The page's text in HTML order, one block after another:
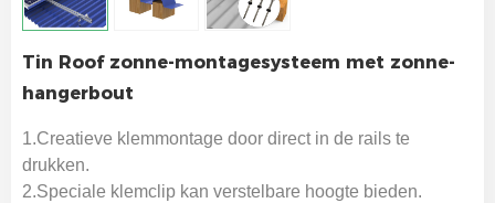
Tin Roof zonne-montagesysteem met zonne-
hangerbout
1.Creatieve klemmontage door direct in de rails te
drukken.
2.Speciale klemclip kan verstelbare hoogte bieden.